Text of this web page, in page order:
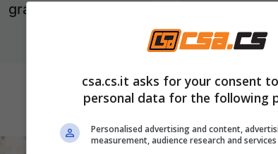
grande notizia
l’ha detta e
csa.cs.it asks for your consent
personal data for the following
Personalised advertising and content,
measurement, audience research and